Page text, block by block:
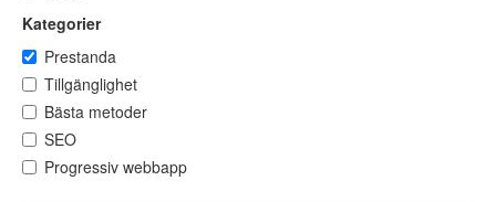
Kategorier
Prestanda
Tillgänglighet
Bästa metoder
SEO
Progressiv webbapp